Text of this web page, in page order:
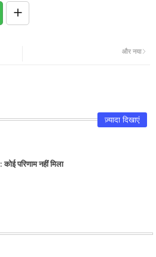
और नया
ज़्यादा दिखाएं
कोई परिणाम नहीं मिला